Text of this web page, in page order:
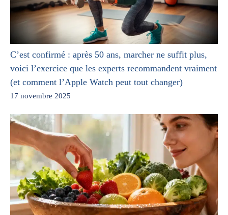
C’est confirmé : après 50 ans, marcher ne suffit plus,
voici l’exercice que les experts recommandent vraiment
(et comment l’Apple Watch peut tout changer)
17 novembre 2025